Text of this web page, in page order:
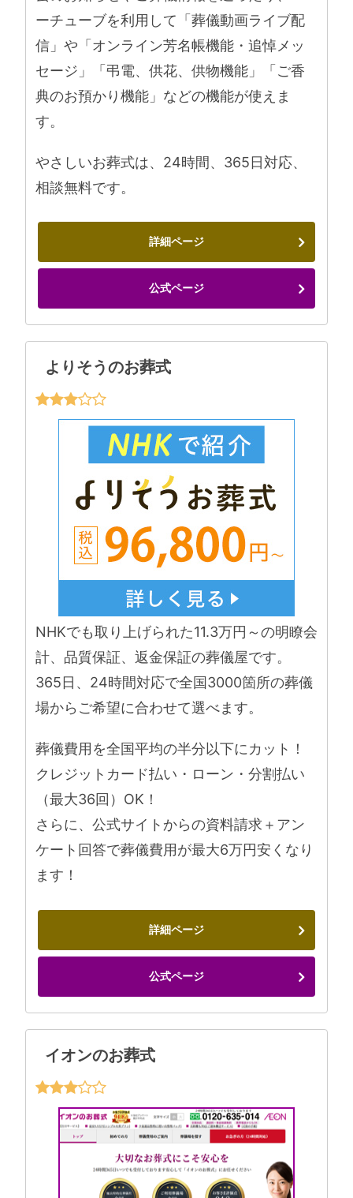
ーチューブを利用して「葬儀動画ライブ配
信」や「オンライン芳名帳機能・追悼メッ
セージ」「弔電、供花、供物機能」「ご香
典のお預かり機能」などの機能が使えま
す。
やさしいお葬式は、24時間、365日対応、
相談無料です。
詳細ページ
公式ページ
よりそうのお葬式
NHKでも取り上げられた11.3万円～の明瞭会
計、品質保証、返金保証の葬儀屋です。
365日、24時間対応で全国3000箇所の葬儀
場からご希望に合わせて選べます。
葬儀費用を全国平均の半分以下にカット！
クレジットカード払い・ローン・分割払い
（最大36回）OK！
さらに、公式サイトからの資料請求＋アン
ケート回答で葬儀費用が最大6万円安くなり
ます！
詳細ページ
公式ページ
イオンのお葬式